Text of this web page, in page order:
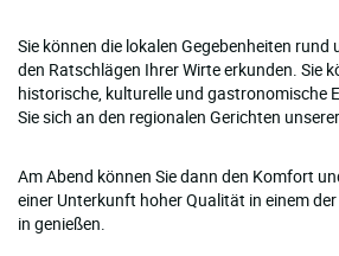
Sie können die lokalen Gegebenheiten rund
den Ratschlägen Ihrer Wirte erkunden. Sie
historische, kulturelle und gastronomische
Sie sich an den regionalen Gerichten
Am Abend können Sie dann den Komfort
einer Unterkunft hoher Qualität in einem
in genießen.